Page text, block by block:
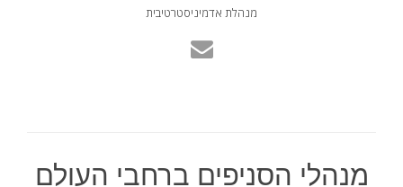
מנהלת אדמיניסטרטיבית
מנהלי הסניפים ברחבי העולם